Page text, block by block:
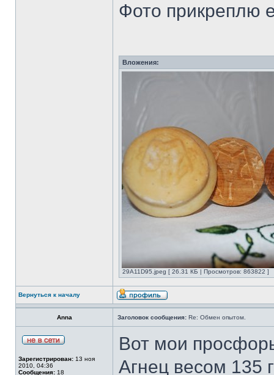
Фото прикреплю
Вложения:
29A11D95.jpeg [ 26.31 КБ | Просмотров: 863822 ]
Вернуться к началу
Anna Заголовок сообщения: Re: Обмен опытом.
Зарегистрирован: 13 ноя
2010, 04:36
Сообщения: 18
Вот мои
Агнец весом 135